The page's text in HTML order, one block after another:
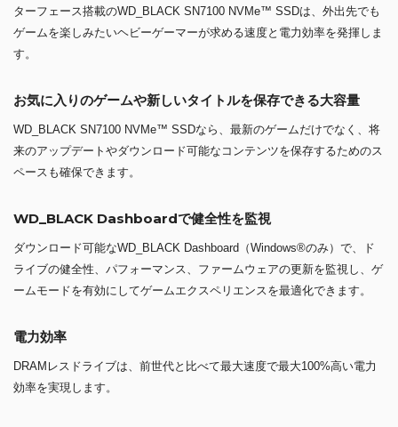
ターフェース搭載のWD_BLACK SN7100 NVMe™ SSDは、外出先でも
ゲームを楽しみたいヘビーゲーマーが求める速度と電力効率を発揮しま
す。
お気に入りのゲームや新しいタイトルを保存できる大容量
WD_BLACK SN7100 NVMe™ SSDなら、最新のゲームだけでなく、将
来のアップデートやダウンロード可能なコンテンツを保存するためのス
ペースも確保できます。
WD_BLACK Dashboardで健全性を監視
ダウンロード可能なWD_BLACK Dashboard（Windows®のみ）で、ド
ライブの健全性、パフォーマンス、ファームウェアの更新を監視し、ゲ
ームモードを有効にしてゲームエクスペリエンスを最適化できます。
電力効率
DRAMレスドライブは、前世代と比べて最大速度で最大100%高い電力
効率を実現します。